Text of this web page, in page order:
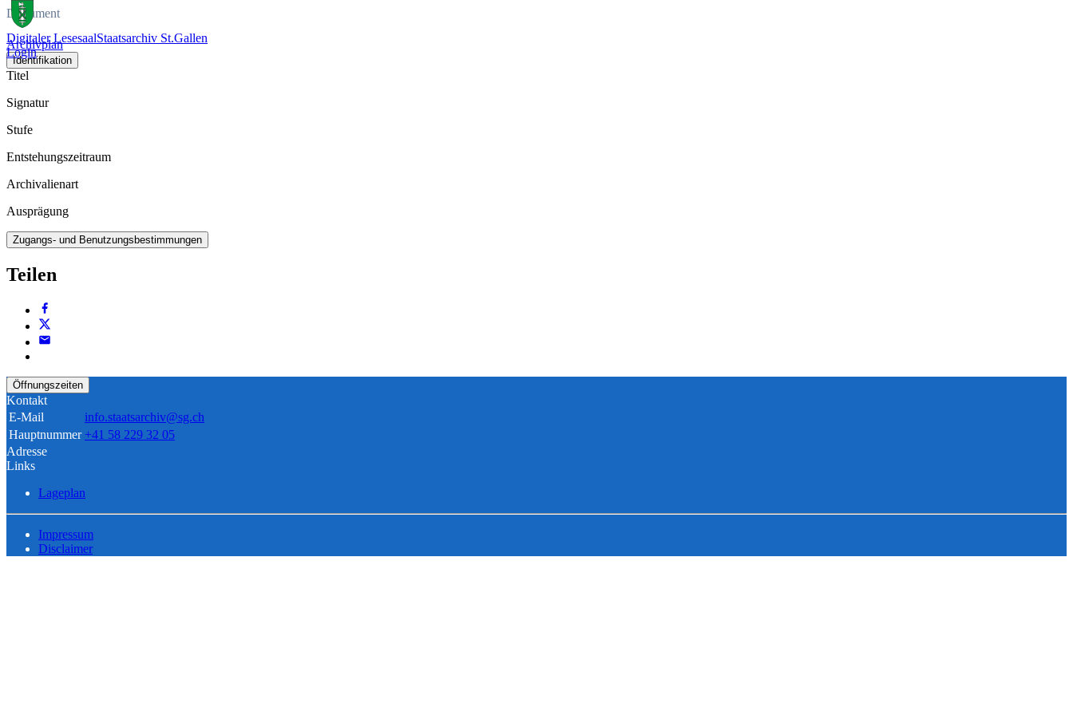
Digitaler LesesaalStaatsarchiv St.Gallen
Login
Dokument
Archivplan
Identifikation
Titel
Signatur
Stufe
Entstehungszeitraum
Archivalienart
Ausprägung
Zugangs- und Benutzungsbestimmungen
Teilen
Öffnungszeiten
Kontakt
E-Mail
info.staatsarchiv@sg.ch
Hauptnummer +41 58 229 32 05
Adresse
Links
Lageplan
Impressum
Disclaimer